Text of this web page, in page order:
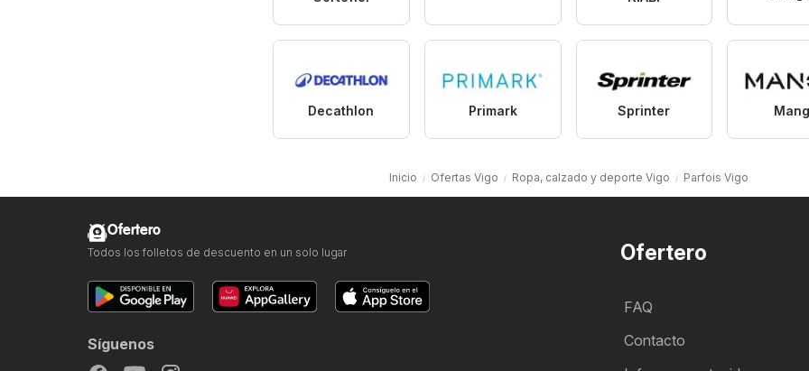
Decathlon Primark Sprinter
Inicio Ofertas Vigo Ropa, calzado y deporte Vigo Parfois Vigo
Ofertero
FAQ
Contacto
Ofertero
Todos los folletos de descuento en un solo lugar
Síguenos